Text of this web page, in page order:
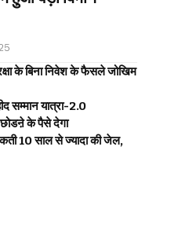
के बिना निवेश के फैसले जोखिम
सम्मान यात्रा-2.0
छोडऩे के पैसे देगा
10 साल से ज्यादा की जेल,